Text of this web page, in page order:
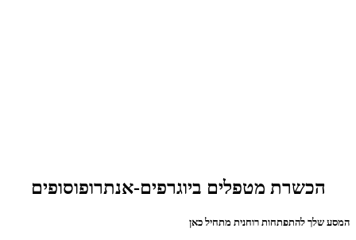
הכשרת מטפלים ביוגרפים-אנתרופוסופים
המסע שלך להתפתחות רוחנית מתחיל כאן